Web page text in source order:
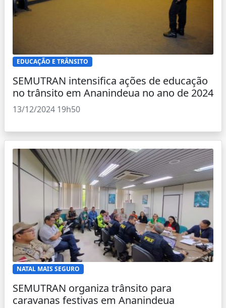
EDUCAÇÃO E TRÂNSITO
SEMUTRAN intensifica ações de educação
no trânsito em Ananindeua no ano de 2024
13/12/2024 19h50
NATAL MAIS SEGURO
SEMUTRAN organiza trânsito para
caravanas festivas em Ananindeua